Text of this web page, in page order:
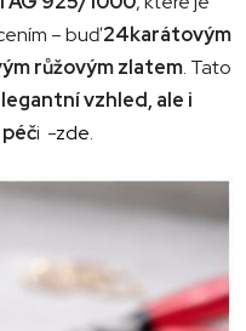
– buď24karátovým
růžovým zlatem. Tato
vzhled, ale i
i -zde.